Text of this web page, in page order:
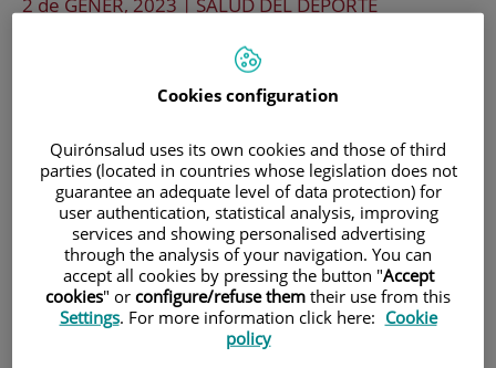
¿Cuáles son las lesiones
más frecuentes en el
esquí y el snowboard?
Hace unos días hablábamos de cómo
prevenir las lesiones en la práctica del
esquí. Hoy el Dr Aleix Vidal nos habla de
cuáles son las lesiones más comunes en
Cookies configuration
Quirónsalud uses its own cookies and those of third
parties (located in countries whose legislation does not
guarantee an adequate level of data protection) for
user authentication, statistical analysis, improving
services and showing personalised advertising
through the analysis of your navigation. You can
accept all cookies by pressing the button "Accept
cookies" or configure/refuse them their use from this
Settings. For more information click here: Cookie
policy